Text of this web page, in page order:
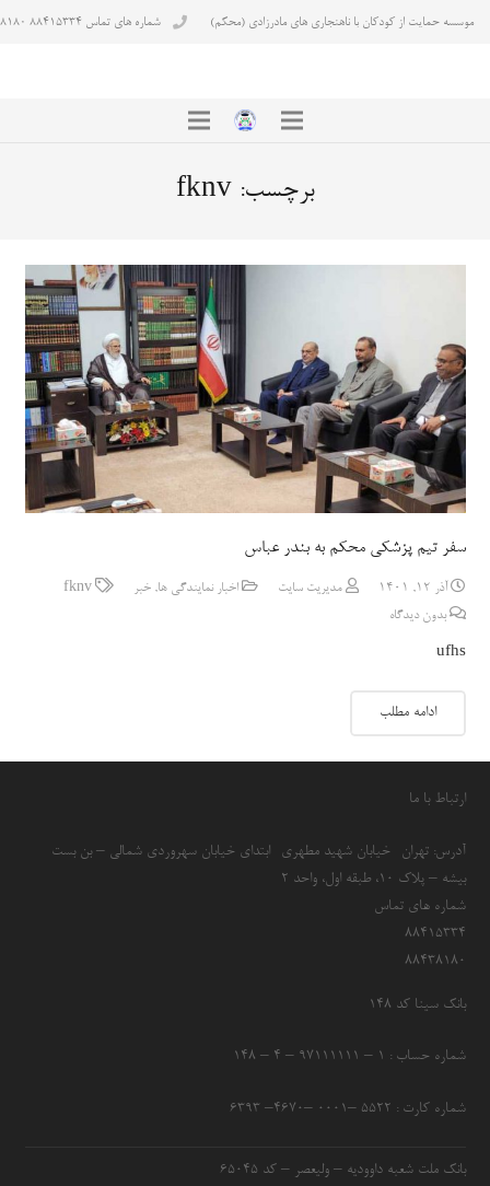
موسسه حمایت از کودکان با ناهنجاری های مادرزادی (محکم) شماره های تماس ۸۸۴۱۵۳۳۴ ۸۸۴۳۸۱۸۰
برچسب: fknv
سفر تیم پزشکی محکم به بندر عباس
آذر 12, 1401 مدیریت سایت اخبار نمایندگی ها,خبر
fknv
بدون دیدگاه
ufhs
ادامه مطلب
ارتباط با ما
آدرس: تهران- خیابان شهید مطهری- ابتدای خیابان سهروردی شمالی – بن بست
بیشه – پلاک 10، طبقه اول، واحد 2
شماره های تماس
۸۸۴۱۵۳۳۴
۸۸۴۳۸۱۸۰
بانک سینا کد ۱۴۸
شماره حساب : ۱ – ۹۷۱۱۱۱۱۱ – ۴ – ۱۴۸
شماره کارت : ۵۵۲۲ –۰۰۰۱ –۴۶۷۰– ۶۳۹۳
بانک ملت شعبه داوودیه – ولیعصر – کد ۶۵۰۴۵